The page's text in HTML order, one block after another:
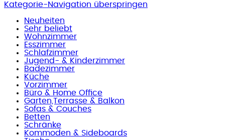
Kategorie-Navigation überspringen
Neuheiten
Sehr beliebt
Wohnzimmer
Esszimmer
Schlafzimmer
Jugend- & Kinderzimmer
Badezimmer
Küche
Vorzimmer
Büro & Home Office
Garten,Terrasse & Balkon
Sofas & Couches
Betten
Schränke
Kommoden & Sideboards